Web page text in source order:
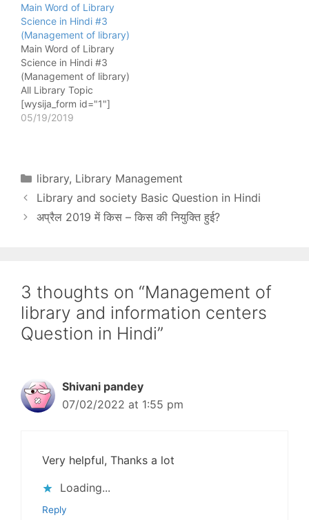
Management) दिए? हेनरी
फेयोल(Henri Fayol) का जन्म
29 July 1841 हुआ और उनकी
मृत्यु 19 November 1925
को हुई थी उनका
(Henri Fayol) का संबंध फ्रांस
देश से था। हेनरी…
Main Word of Library
Science in Hindi #3
(Management of library)
Main Word of Library
Science in Hindi #3
(Management of library)
All Library Topic
[wysija_form id="1"]
https://onlinebookshoppi
(Main Word) इस पोस्ट में
निम्नलिखित जानकारी देखेंगे
what is Ledger what is
Allocation Register what
is Worksheet what is
05/19/2019
Categories
library, Library Management
Library and society Basic Question in Hindi
अप्रैल 2019 में किस – किस की नियुक्ति हुई?
3 thoughts on “Management of
library and information centers
Question in Hindi”
Shivani pandey
07/02/2022 at 1:55 pm
Very helpful, Thanks a lot
Loading...
Reply